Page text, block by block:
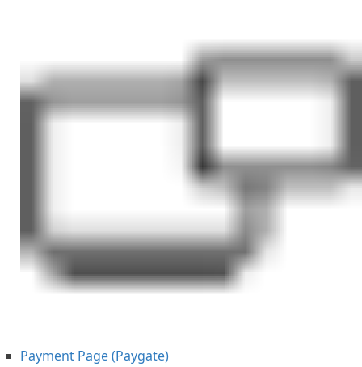
Payment Page (Paygate)